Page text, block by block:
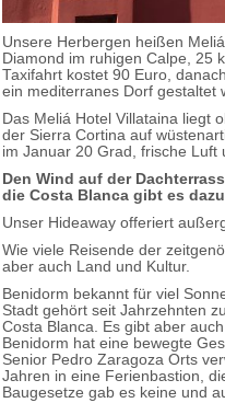
Unsere Herbergen heißen
Diamond im ruhigen Calpe, 25
Taxifahrt kostet 90 Euro,
ein mediterranes Dorf gestaltet
Das Meliá Hotel Villataina liegt
der Sierra Cortina auf
im Januar 20 Grad, frische Luft
Den Wind auf der
die Costa Blanca gibt es
Unser Hideaway offeriert
Wie viele Reisende der
aber auch Land und Kultur.
Benidorm bekannt für viel
Stadt gehört seit Jahrzehnten
Costa Blanca. Es gibt aber
Benidorm hat eine bewegte
Senior Pedro Zaragoza Orts
Jahren in eine Ferienbastion,
Baugesetze gab es keine und